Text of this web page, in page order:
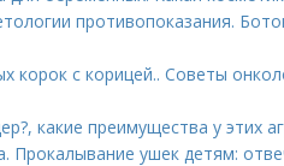
противопоказания.
корок с корицей.. Советы
какие преимущества у этих
Прокалывание ушек детям: